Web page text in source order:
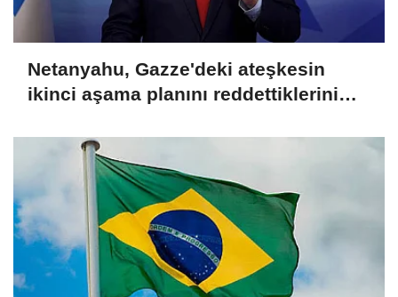
Netanyahu, Gazze'deki ateşkesin
ikinci aşama planını reddettiklerini